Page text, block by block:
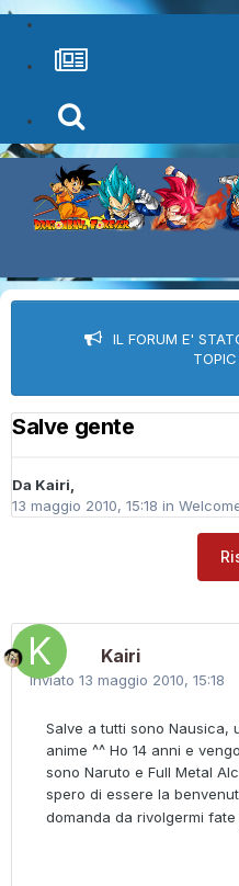
IL FORUM E'
Salve gente
Da Kairi,
13 maggio 2010, 15:18 in
Kairi
Inviato 13 maggio 2010, 15:18
Salve a tutti sono Nausica,
anime ^^ Ho 14 anni e
sono Naruto e Full Metal
spero di essere la
domanda da rivolgermi fate